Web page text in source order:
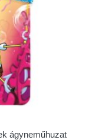
ágyneműhuzat